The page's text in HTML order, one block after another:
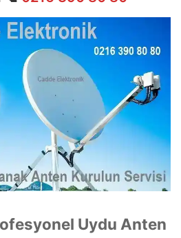
Uydu Anten